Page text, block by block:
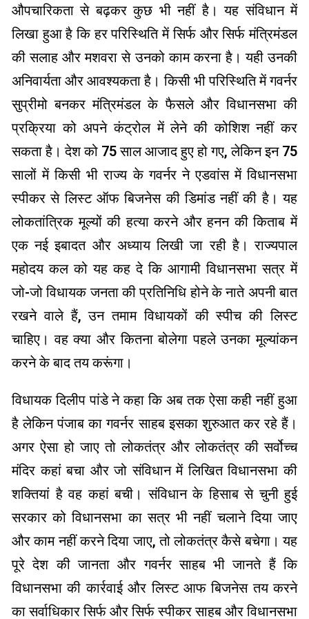
औपचारिकता से बढ़कर कुछ भी नहीं है। यह संविधान में
लिखा हुआ है कि हर परिस्थिति में सिर्फ और सिर्फ मंत्रिमंडल
की सलाह और मशवरा से उनको काम करना है। यही उनकी
अनिवार्यता और आवश्यकता है। किसी भी परिस्थिति में गवर्नर
सुप्रीमो बनकर मंत्रिमंडल के फैसले और विधानसभा की
प्रक्रिया को अपने कंट्रोल में लेने की कोशिश नहीं कर
सकता है। देश को 75 साल आजाद हुए हो गए, लेकिन इन 75
सालों में किसी भी राज्य के गवर्नर ने एडवांस में विधानसभा
स्पीकर से लिस्ट ऑफ बिजनेस की डिमांड नहीं की है। यह
लोकतांत्रिक मूल्यों की हत्या करने और हनन की किताब में
एक नई इबादत और अध्याय लिखी जा रही है। राज्यपाल
महोदय कल को यह कह दे कि आगामी विधानसभा सत्र में
जो-जो विधायक जनता की प्रतिनिधि होने के नाते अपनी बात
रखने वाले हैं, उन तमाम विधायकों की स्पीच की लिस्ट
चाहिए। वह क्या और कितना बोलेगा पहले उनका मूल्यांकन
करने के बाद तय करूंगा।
विधायक दिलीप पांडे ने कहा कि अब तक ऐसा कही नहीं हुआ
है लेकिन पंजाब का गवर्नर साहब इसका शुरुआत कर रहे हैं।
अगर ऐसा हो जाए तो लोकतंत्र और लोकतंत्र की सर्वोच्च
मंदिर कहां बचा और जो संविधान में लिखित विधानसभा की
शक्तियां है वह कहां बची। संविधान के हिसाब से चुनी हुई
सरकार को विधानसभा का सत्र भी नहीं चलाने दिया जाए
और काम नहीं करने दिया जाए, तो लोकतंत्र कैसे बचेगा। यह
पूरे देश की जानता और गवर्नर साहब भी जानते हैं कि
विधानसभा की कार्रवाई और लिस्ट आफ बिजनेस तय करने
का सर्वाधिकार सिर्फ और सिर्फ स्पीकर साहब और विधानसभा